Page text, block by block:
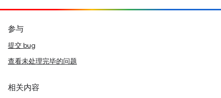
参与
提交 bug
查看未处理完毕的问题
相关内容